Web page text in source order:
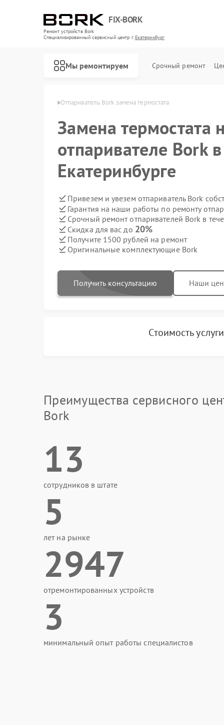
FIX-BORK
Ремонт устройств Bork
Специализированный cервисный центр г.Екатеринбург
Мы ремонтируем Срочный ремонт
Отпариватель Bork замена термостата
Замена термостата
отпаривателе Bork в
Екатеринбурге
Привезем и увезем отпариватель Bork
Гарантия на наши работы по ремонту
Срочный ремонт отпаривателей Bork в
Скидка для вас до 20%
Получите 1500 рублей на ремонт
Оригинальные комплектующие Bork
Получить консультацию Наши
Стоимость
Преимущества сервисного
Bork
13
сотрудников в штате
5
лет на рынке
2947
отремонтированных устройств
3
минимальный опыт работы специалистов